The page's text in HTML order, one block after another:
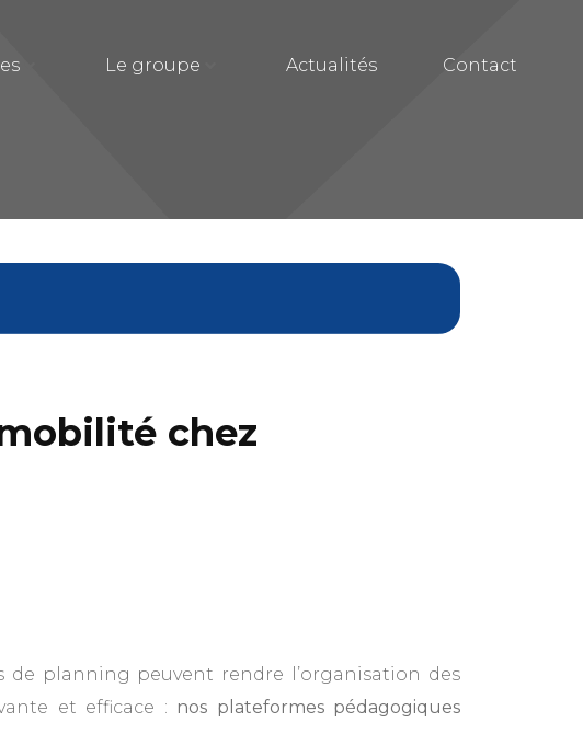
Le groupe Actualités Contact
chez
de planning peuvent rendre l’organisation des
et efficace : nos plateformes pédagogiques